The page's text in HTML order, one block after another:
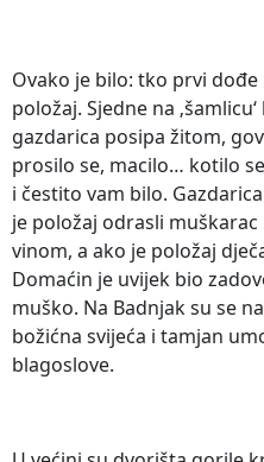
Ovako je bilo: tko prvi
položaj. Sjedne na
gazdarica posipa žitom,
prosilo se, macilo… kotilo
i čestito vam bilo.
je položaj odrasli
vinom, a ako je položaj
Domaćin je uvijek bio
muško. Na Badnjak su se
božićna svijeća i tamjan
blagoslove.